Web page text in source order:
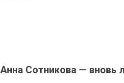
Сотникова — вновь